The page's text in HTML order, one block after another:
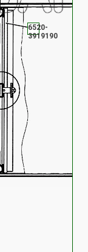
6520-
3919190